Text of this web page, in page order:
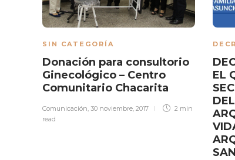
SIN CATEGORÍA
Donación para consultorio
Ginecológico – Centro
Comunitario Chacarita
Comunicación, 30 noviembre, 2017
2 min
read
EL